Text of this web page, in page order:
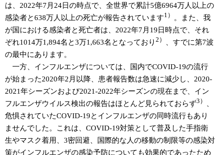
は、2022年7月24日の時点で、全世界で累計5億6964万人以上の
感染者と638万人以上の死亡が報告されています1）
。また、我
が国における感染者と死亡者は、2022年7月19日時点で、それ
ぞれ1014万1,894名と3万1,663名となっており 2）
、すでに第7波
の最中にあります。
一方、インフルエンザについては、国内でCOVID-19の流行
が始まった2020年2月以降、患者報告数は急速に減少し、2020-
2021年シーズンおよび2021-2022年シーズンの現在まで、イン
フルエンザウイルス検出の報告はほとんど見られておらず3）
危惧されていたCOVID-19とインフルエンザの同時流行もあり
ませんでした。これは、COVID-19対策として普及した手指衛
生やマスク着用、3密回避、国際的な人の移動の制限等の感染対
策がインフルエンザの感染予防についても効果的であったため